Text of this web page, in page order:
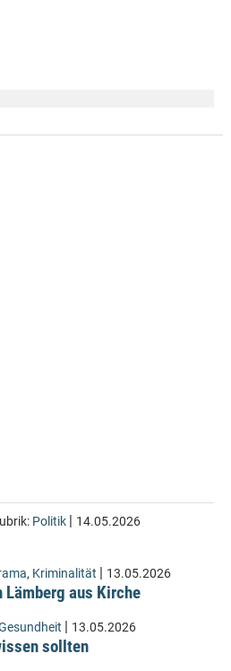
Politik | 14.05.2026
, Kriminalität | 13.05.2026
aus Kirche
| 13.05.2026
sollten